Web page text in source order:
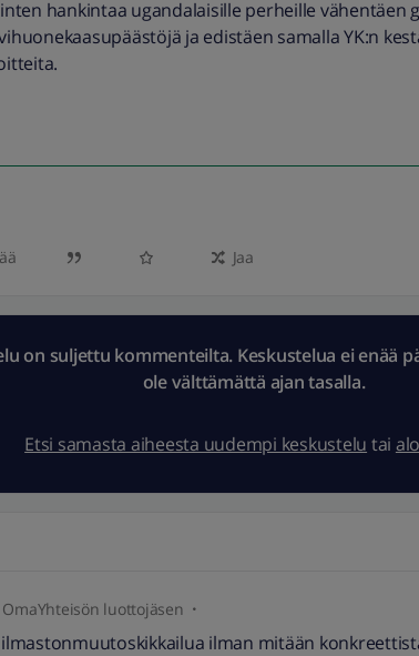
hankintaa ugandalaisille perheille vähentäen
ja edistäen samalla YK:n
Jaa
on suljettu kommenteilta. Keskustelua ei enää
ole välttämättä ajan tasalla.
Etsi samasta aiheesta uudempi keskustelu tai
OmaYhteisön luottojäsen
ilmastonmuutoskikkailua ilman mitään